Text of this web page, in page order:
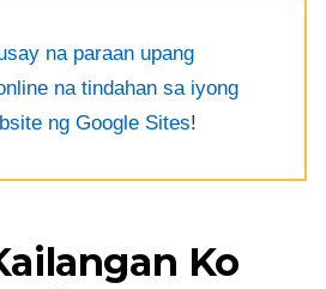
na paraan upang
na tindahan sa iyong
ng Google Sites!
Ko